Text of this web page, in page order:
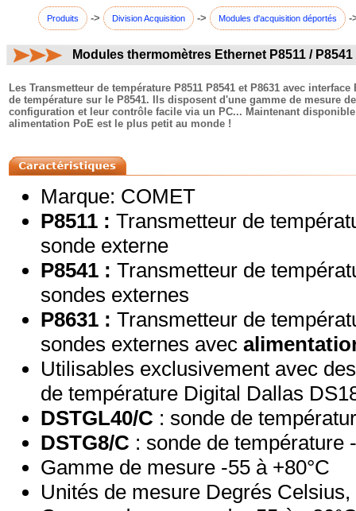
Produits -> Division Acquisition -> Modules d'acquisition déportés -
Modules thermomètres Ethernet P8511 / P8541
Les Transmetteur de température P8511 P8541 et P8631 avec
de température sur le P8541. Ils disposent d'une gamme de mesure
configuration et leur contrôle facile via un PC... Maintenant
alimentation PoE est le plus petit au monde !
Marque: COMET
P8511 : Transmetteur de
sonde externe
P8541 : Transmetteur de
sondes externes
P8631 : Transmetteur de
sondes externes avec
Utilisables exclusivement avec
de température Digital Dallas
DSTGL40/C : sonde de
DSTG8/C : sonde de température
Gamme de mesure -55 à +80°C
Unités de mesure Degrés